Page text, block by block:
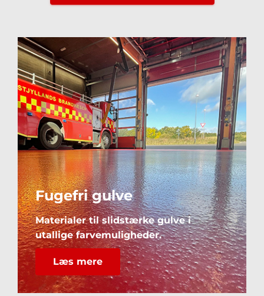
Fugefri gulve
Materialer til slidstærke gulve i
utallige farvemuligheder.
Læs mere